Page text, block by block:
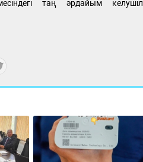
таң әрдайым